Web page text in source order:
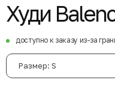
Худи
доступно к заказу из-за
Размер: S